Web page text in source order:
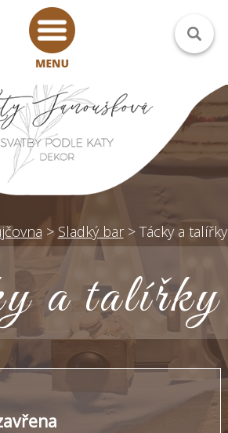
> Sladký bar > Tácky a talířky
a talířky